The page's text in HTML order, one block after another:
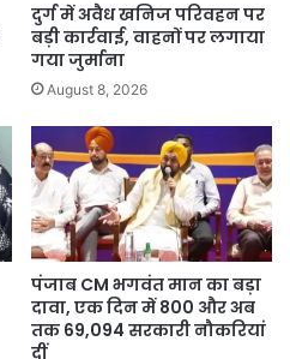
दुर्ग में अवैध खनिज परिवहन पर
बड़ी कार्रवाई, वाहनों पर लगाया
गया जुर्माना
August 8, 2026
पंजाब CM भगवंत मान का बड़ा
दावा, एक दिन में 800 और अब
तक 69,094 सरकारी नौकरियां
दीं